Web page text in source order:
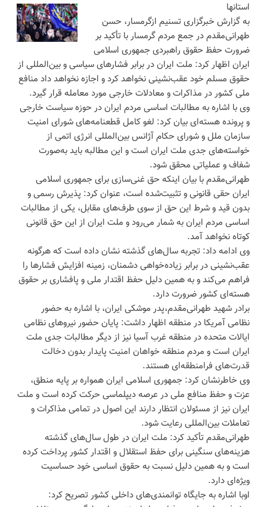
استانها
به گزارش خبرگزاری تسنیم ازگرمسار، حسن
طهرانی‌مقدم در جمع مردم گرمسار با تأکید بر
ضرورت حفظ حقوق راهبردی جمهوری اسلامی
ایران اظهار کرد: ملت ایران در برابر فشارهای سیاسی و بین‌المللی از
حقوق مسلم خود عقب‌نشینی نخواهد کرد و اجازه نخواهد داد منافع
ملی کشور در مذاکرات و معادلات خارجی مورد معامله قرار گیرد.
وی با اشاره به مطالبات اساسی مردم ایران در حوزه سیاست خارجی
و پرونده هسته‌ای بیان کرد: لغو کامل قطعنامه‌های شورای امنیت
سازمان ملل و شورای حکام آژانس بین‌المللی انرژی اتمی از
خواسته‌های جدی ملت ایران است و این مطالبه باید به‌صورت
شفاف و عملیاتی محقق شود.
طهرانی‌مقدم با بیان اینکه حق غنی‌سازی برای جمهوری اسلامی
ایران حقی قانونی و تثبیت‌شده است، عنوان کرد: پذیرش رسمی و
بدون قید و شرط این حق از سوی طرف‌های مقابل، یکی از مطالبات
اساسی مردم ایران به شمار می‌رود و ملت ایران از این حق قانونی
کوتاه نخواهد آمد.
وی ادامه داد: تجربه سال‌های گذشته نشان داده است که هرگونه
عقب‌نشینی در برابر زیاده‌خواهی دشمنان، زمینه افزایش فشارها را
فراهم می‌کند و به همین دلیل حفظ اقتدار ملی و پافشاری بر حقوق
هسته‌ای کشور ضرورت دارد.
برادر شهید طهرانی‌مقدم،پدر موشکی ایران، با اشاره به حضور
نظامی آمریکا در منطقه اظهار داشت: پایان حضور نیروهای نظامی
ایالات متحده در منطقه غرب آسیا نیز از دیگر مطالبات جدی ملت
ایران است و مردم منطقه خواهان امنیت پایدار بدون دخالت
قدرت‌های فرامنطقه‌ای هستند.
وی خاطرنشان کرد: جمهوری اسلامی ایران همواره بر پایه منطق،
عزت و حفظ منافع ملی در عرصه دیپلماسی حرکت کرده است و ملت
ایران نیز از مسئولان انتظار دارند این اصول در تمامی مذاکرات و
تعاملات بین‌المللی رعایت شود.
طهرانی‌مقدم تأکید کرد: ملت ایران در طول سال‌های گذشته
هزینه‌های سنگینی برای حفظ استقلال و اقتدار کشور پرداخت کرده
است و به همین دلیل نسبت به حقوق اساسی خود حساسیت
ویژه‌ای دارد.
اوبا اشاره به جایگاه توانمندی‌های داخلی کشور تصریح کرد: